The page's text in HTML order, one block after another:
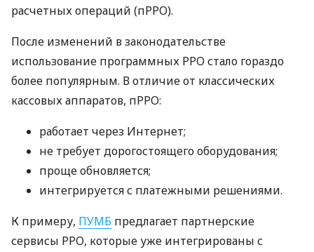
расчетных операций (пРРО).
После изменений в законодательстве
использование программных РРО стало гораздо
более популярным. В отличие от классических
кассовых аппаратов, пРРО:
работает через Интернет;
не требует дорогостоящего оборудования;
проще обновляется;
интегрируется с платежными решениями.
К примеру, ПУМБ предлагает партнерские
сервисы РРО, которые уже интегрированы с